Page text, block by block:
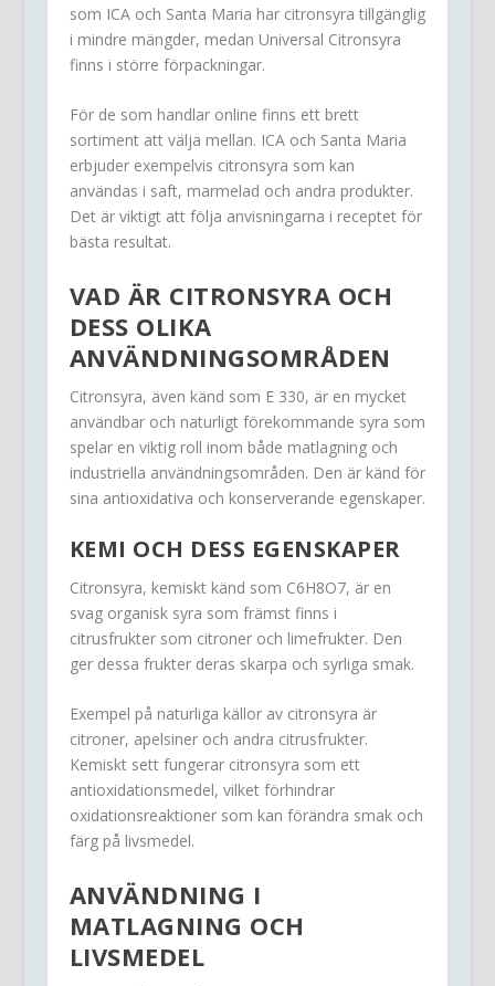
som ICA och Santa Maria har citronsyra tillgänglig
i mindre mängder, medan Universal Citronsyra
finns i större förpackningar.
För de som handlar online finns ett brett
sortiment att välja mellan. ICA och Santa Maria
erbjuder exempelvis citronsyra som kan
användas i saft, marmelad och andra produkter.
Det är viktigt att följa anvisningarna i receptet för
bästa resultat.
VAD ÄR CITRONSYRA OCH
DESS OLIKA
ANVÄNDNINGSOMRÅDEN
Citronsyra, även känd som E 330, är en mycket
användbar och naturligt förekommande syra som
spelar en viktig roll inom både matlagning och
industriella användningsområden. Den är känd för
sina antioxidativa och konserverande egenskaper.
KEMI OCH DESS EGENSKAPER
Citronsyra, kemiskt känd som C6H8O7, är en
svag organisk syra som främst finns i
citrusfrukter som citroner och limefrukter. Den
ger dessa frukter deras skarpa och syrliga smak.
Exempel på naturliga källor av citronsyra är
citroner, apelsiner och andra citrusfrukter.
Kemiskt sett fungerar citronsyra som ett
antioxidationsmedel, vilket förhindrar
oxidationsreaktioner som kan förändra smak och
färg på livsmedel.
ANVÄNDNING I
MATLAGNING OCH
LIVSMEDEL